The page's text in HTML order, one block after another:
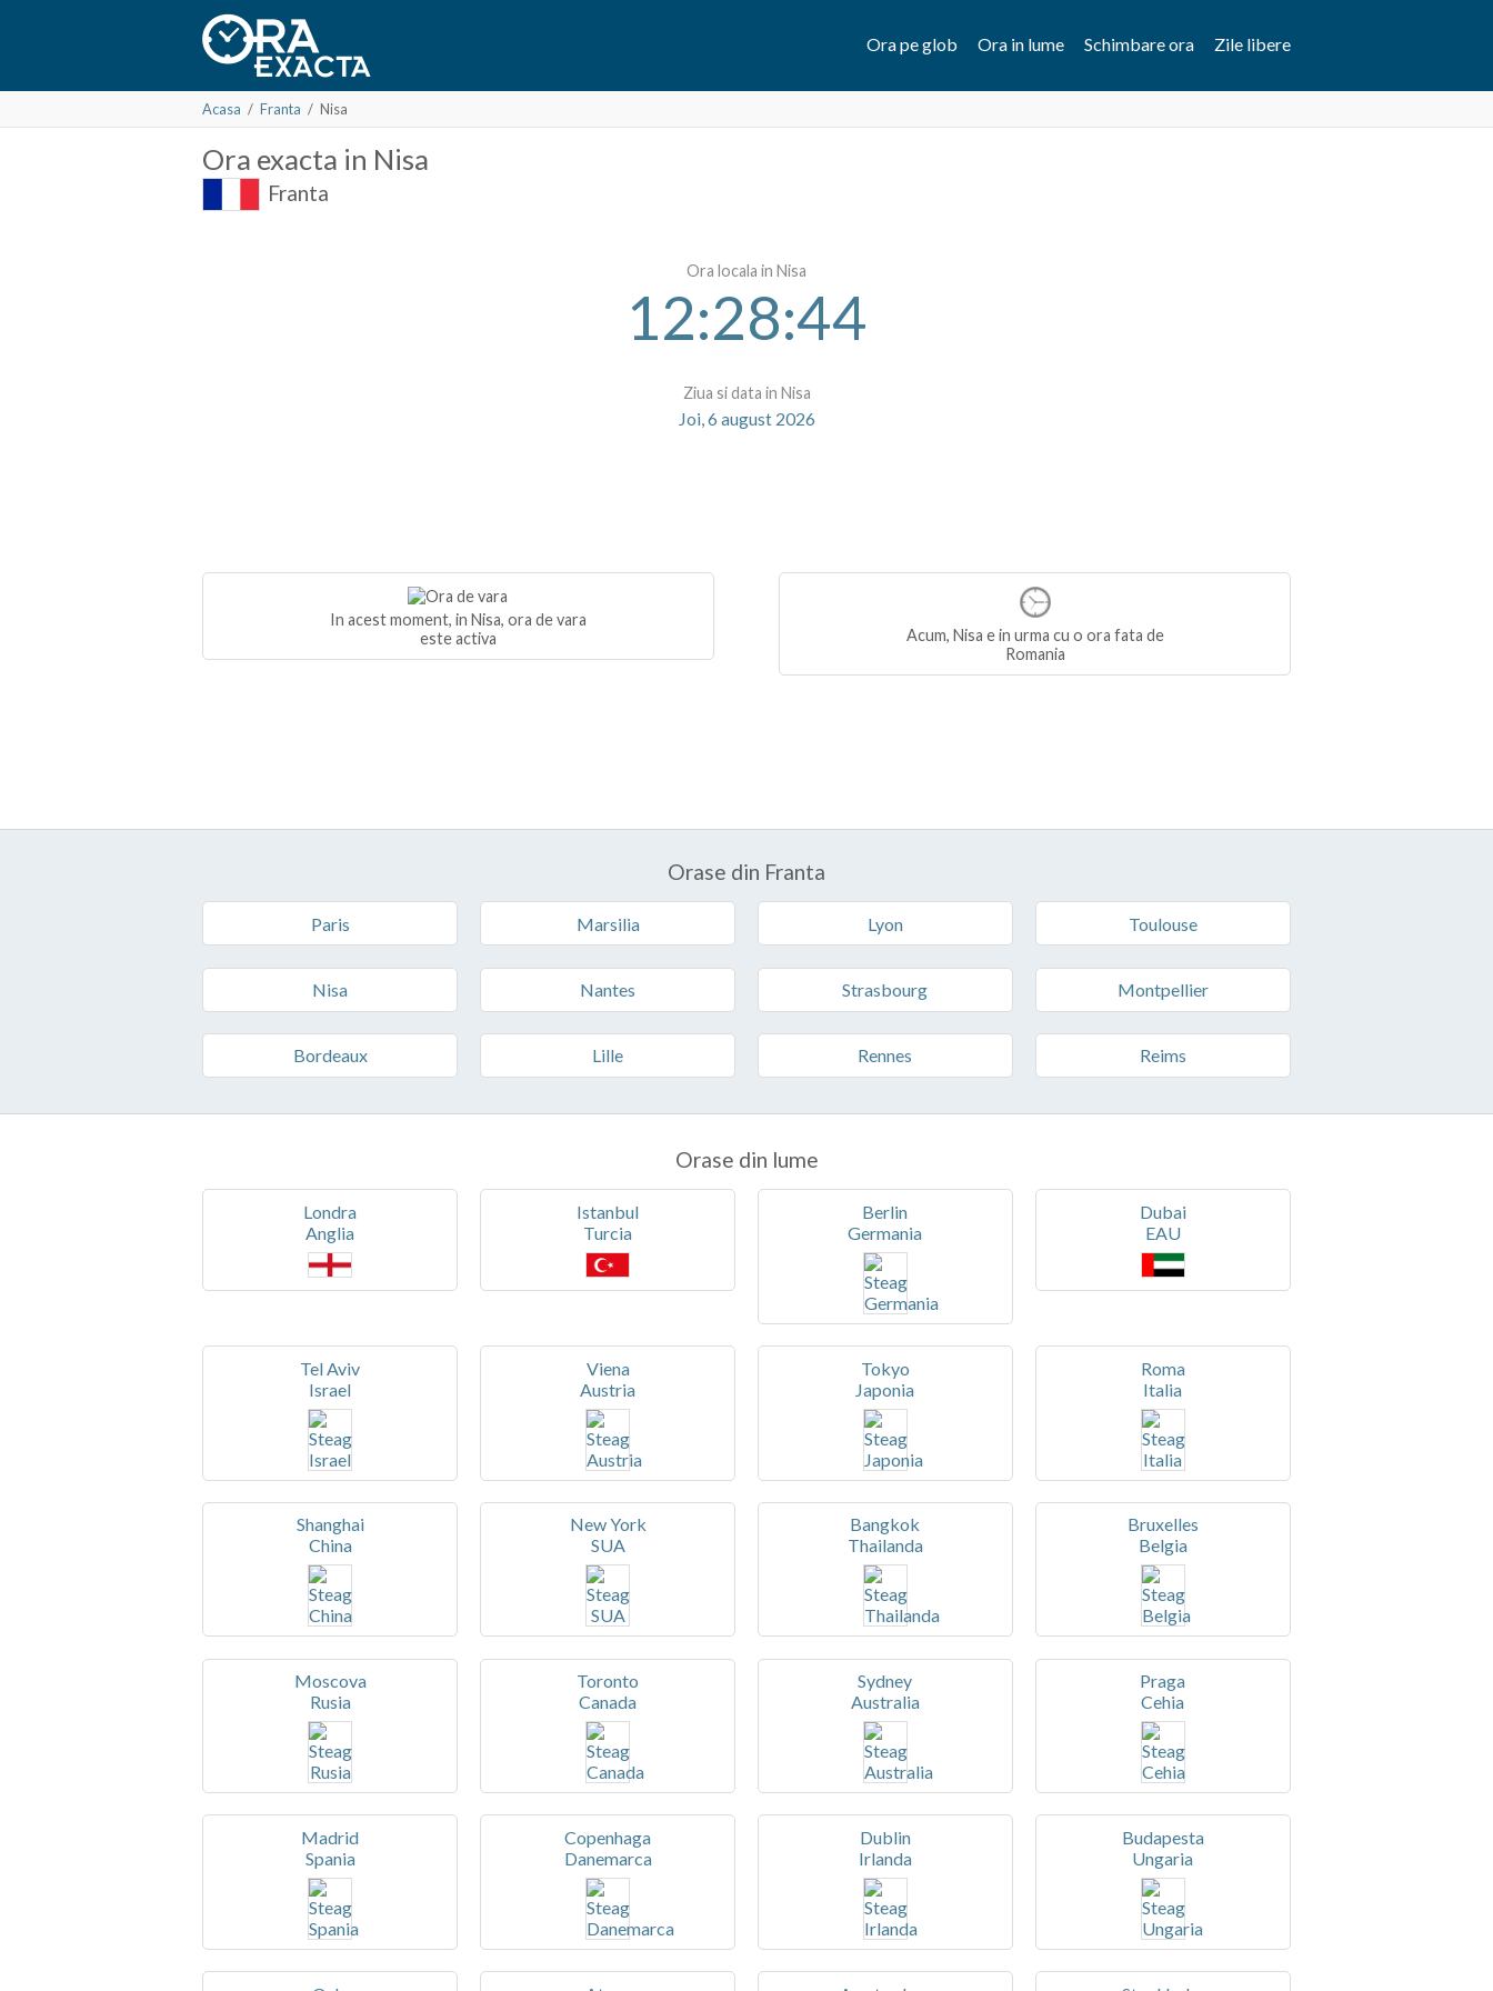
Ora pe glob Ora in lume Schimbare ora Zile libere
Acasa / Franta / Nisa
Ora exacta in Nisa
Franta
Ora locala in Nisa
12:28:44
Ziua si data in Nisa
Joi, 6 august 2026
In acest moment, in Nisa, ora de vara
este activa
Acum, Nisa e in urma cu o ora fata de
Romania
Orase din Franta
Paris Marsilia Lyon Toulouse
Nisa Nantes Strasbourg Montpellier
Bordeaux Lille Rennes Reims
Orase din lume
Londra
Anglia
Istanbul
Turcia
Berlin
Germania
Dubai
EAU
Tel Aviv
Israel
Viena
Austria
Tokyo
Japonia
Roma
Italia
Shanghai
China
New York
SUA
Bangkok
Thailanda
Bruxelles
Belgia
Moscova
Rusia
Toronto
Canada
Sydney
Australia
Praga
Cehia
Madrid
Spania
Copenhaga
Danemarca
Dublin
Irlanda
Budapesta
Ungaria